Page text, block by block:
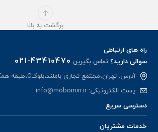
برگشت به بالا
راه های ارتباطی
سوالی دارید؟تماس بگیرین 021-43410470
آدرس: تهران،مجتمع تجاری باملند،بلوکC،طبقه همکف،واحد 34GB
پست الکترونیکی:info@mobomin.ir
دسترسی سریع
خدمات مشتریان